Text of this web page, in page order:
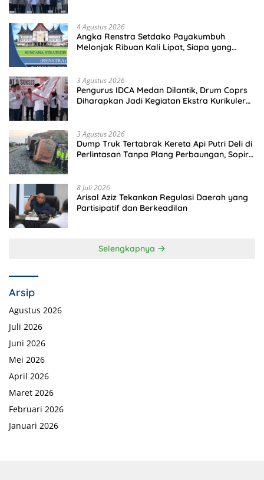
4 Agustus 2026
Angka Renstra Setdako Payakumbuh
Melonjak Ribuan Kali Lipat, Siapa yang
3 Agustus 2026
Pengurus IDCA Medan Dilantik, Drum Coprs
Diharapkan Jadi Kegiatan Ekstra Kurikuler
3 Agustus 2026
Dump Truk Tertabrak Kereta Api Putri Deli di
Perlintasan Tanpa Plang Perbaungan, Sopir
8 Juli 2026
Arisal Aziz Tekankan Regulasi Daerah yang
Partisipatif dan Berkeadilan
Selengkapnya
Arsip
Agustus 2026
Juli 2026
Juni 2026
Mei 2026
April 2026
Maret 2026
Februari 2026
Januari 2026